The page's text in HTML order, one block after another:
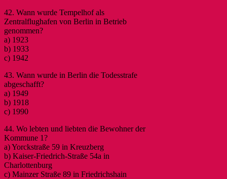
42. Wann wurde Tempelhof als
Zentralflughafen von Berlin in Betrieb
genommen?
a) 1923
b) 1933
c) 1942
43. Wann wurde in Berlin die Todesstrafe
abgeschafft?
a) 1949
b) 1918
c) 1990
44. Wo lebten und liebten die Bewohner der
Kommune 1?
a) Yorckstraße 59 in Kreuzberg
b) Kaiser-Friedrich-Straße 54a in
Charlottenburg
c) Mainzer Straße 89 in Friedrichshain